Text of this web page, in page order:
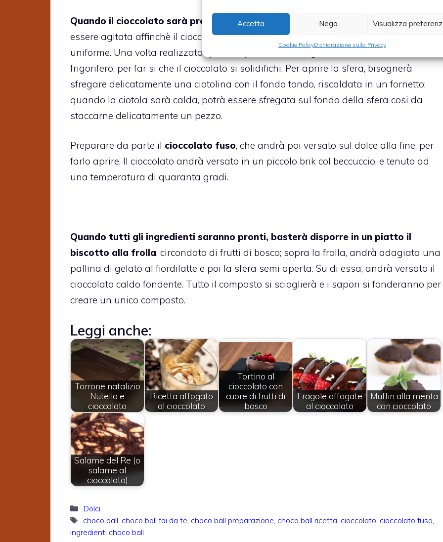
Accetta Nega Visualizza
Cookie PolicyDichiarazione sulla Privacy
Quando il cioccolato sarà pronto, andrà inserito in una sfera da cucina, che dovrà
essere agitata affinchè il cioccolato si sparga su tutta le pareti della sfera in modo
uniforme. Una volta realizzata questa operazione, bisognerà raffreddare la sfera nel
frigorifero, per far si che il cioccolato si solidifichi. Per aprire la sfera, bisognerà
sfregare delicatamente una ciotolina con il fondo tondo, riscaldata in un fornetto;
quando la ciotola sarà calda, potrà essere sfregata sul fondo della sfera cosi da
staccarne delicatamente un pezzo.
Preparare da parte il cioccolato fuso, che andrà poi versato sul dolce alla fine, per
farlo aprire. Il cioccolato andrà versato in un piccolo brik col beccuccio, e tenuto ad
una temperatura di quaranta gradi.
Quando tutti gli ingredienti saranno pronti, basterà disporre in un piatto il
biscotto alla frolla, circondato di frutti di bosco; sopra la frolla, andrà adagiata una
pallina di gelato al fiordilatte e poi la sfera semi aperta. Su di essa, andrà versato il
cioccolato caldo fondente. Tutto il composto si scioglierà e i sapori si fonderanno per
creare un unico composto.
Leggi anche:
Torrone natalizio
Nutella e
cioccolato
Ricetta affogato
al cioccolato
Tortino al
cioccolato con
cuore di frutti di
bosco
Fragole affogate
al cioccolato
Muffin alla menta
con cioccolato
Salame del Re (o
salame al
cioccolato)
Categorie
Dolci
Tag
choco ball choco ball fai da te choco ball preparazione choco ball ricetta cioccolato cioccolato fuso
ingredienti choco ball